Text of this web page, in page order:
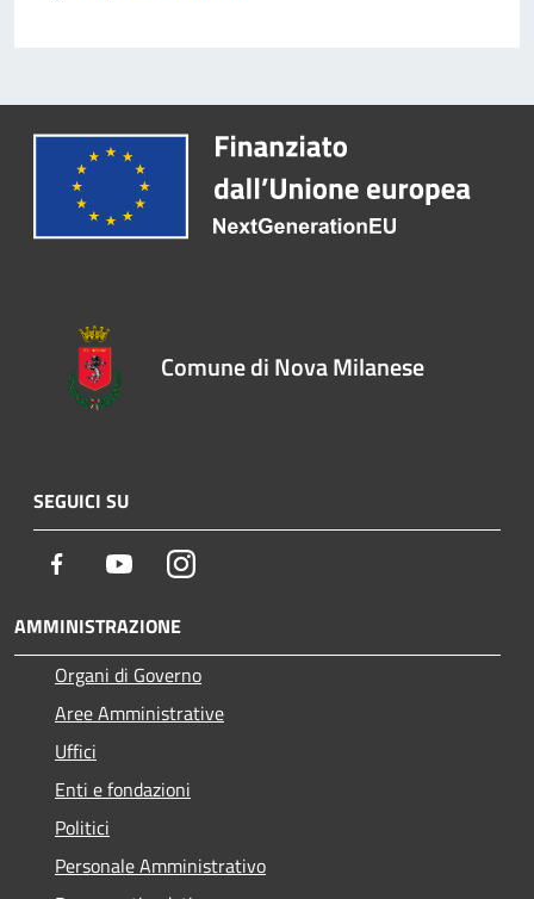
Comune di Nova Milanese
SEGUICI SU
Facebook YoutubeInstagram
AMMINISTRAZIONE
Organi di Governo
Aree Amministrative
Uffici
Enti e fondazioni
Politici
Personale Amministrativo